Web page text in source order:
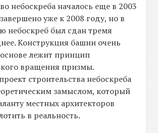
небоскреба началось еще в 2003
уже к 2008 году, но в
небоскреб был сдан тремя
Конструкция башни очень
лежит принцип
вращения призмы.
строительства небоскреба
замыслом, который
местных архитекторов
в реальность.